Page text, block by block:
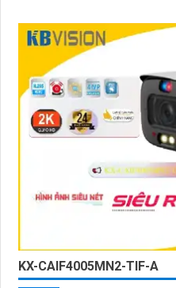
KX-CAIF4005MN2-TIF-A